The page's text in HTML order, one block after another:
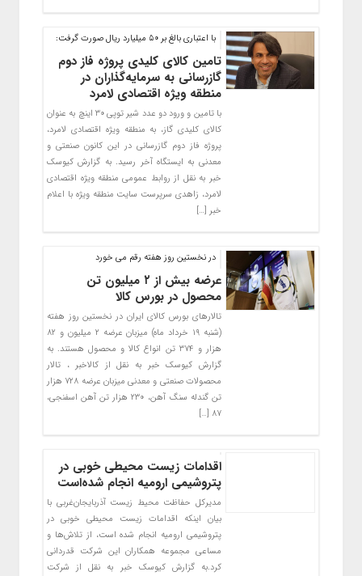
با اعتباری بالغ بر ۵۰ میلیارد ریال صورت گرفت:
تامین کالای کلیدی پروژه فاز دوم
گازرسانی به سرمایه‌گذاران در
منطقه ویژه اقتصادی لامرد
با تامین و ورود دو عدد شیر توپی ۳۰ اینچ به عنوان
کالای کلیدی گاز، به منطقه ویژه اقتصادی لامرد،
پروژه فاز دوم گازرسانی در این کانون صنعتی و
معدنی به ایستگاه آخر رسید. به گزارش کیوسک
خبر به نقل از روابط عمومی منطقه ویژه اقتصادی
لامرد، زاهدی سرپرست سایت منطقه ویژه با اعلام
خبر […]
در نخستین روز هفته رقم می خورد
عرضه بیش از ۲ میلیون تن
محصول در بورس کالا
تالارهای بورس کالای ایران در نخستین روز هفته
(شنبه ۱۹ خرداد ماه) میزبان عرضه ۲ میلیون و ۸۲
هزار و ۳۷۴ تن انواع کالا و محصول هستند. به
گزارش کیوسک خبر به نقل از کالاخبر ، تالار
محصولات صنعتی و معدنی میزبان عرضه ۷۲۸ هزار
تن گندله سنگ آهن، ۲۳۰ هزار تن آهن اسفنجی،
۸۷ […]
اقدامات زیست محیطی خوبی در
پتروشیمی ارومیه انجام شده‌است
مدیرکل حفاظت محیط زیست آذربایجان‌غربی با
بیان اینکه اقدامات زیست محیطی خوبی در
پتروشیمی ارومیه انجام شده است، از تلاش‌ها و
مساعی مجموعه همکاران این شرکت قدردانی
کرد.به گزارش کیوسک خبر به نقل از شرکت